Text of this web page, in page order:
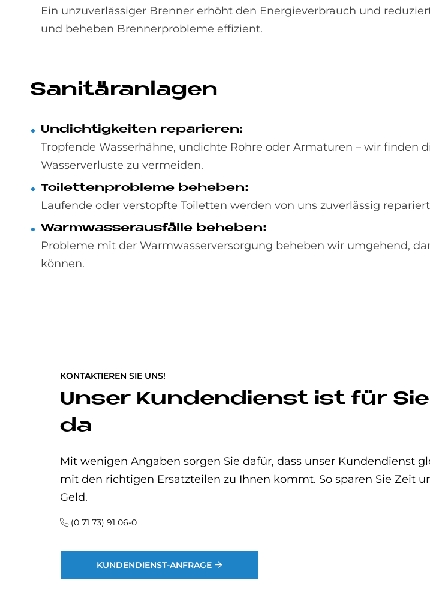
Ein unzuverlässiger Brenner erhöht den Energieverbrauch und
und beheben Brennerprobleme effizient.
Sa­ni­tär­an­la­gen
Un­dich­tig­kei­ten re­pa­rie­ren:
Tropfende Wasserhähne, undichte Rohre oder Armaturen – wir finden
Wasserverluste zu vermeiden.
Toi­let­ten­pro­ble­me be­he­ben:
Laufende oder verstopfte Toiletten werden von uns zuverlässig
Warm­was­ser­aus­fäl­le be­he­ben:
Probleme mit der Warmwasserversorgung beheben wir umgehend,
können.
KONTAKTIEREN SIE UNS!
Unser Kundendienst ist für Sie
da
Mit wenigen Angaben sorgen Sie dafür, dass unser Kundendienst
mit den richtigen Ersatzteilen zu Ihnen kommt. So sparen Sie Zeit
Geld.
(0 71 73) 91 06-0
KUNDENDIENST-ANFRAGE